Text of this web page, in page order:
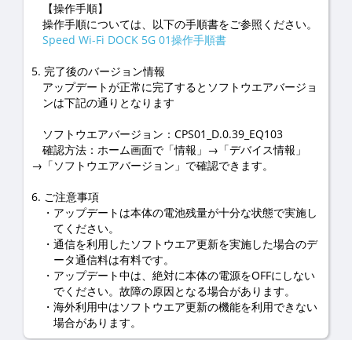
【操作手順】
操作手順については、以下の手順書をご参照ください。
Speed Wi-Fi DOCK 5G 01操作手順書
5. 完了後のバージョン情報
アップデートが正常に完了するとソフトウエアバージョ
ンは下記の通りとなります
ソフトウエアバージョン：CPS01_D.0.39_EQ103
確認方法：ホーム画面で「情報」→「デバイス情報」
→「ソフトウエアバージョン」で確認できます。
6. ご注意事項
アップデートは本体の電池残量が十分な状態で実施し
てください。
通信を利用したソフトウエア更新を実施した場合のデ
ータ通信料は有料です。
アップデート中は、絶対に本体の電源をOFFにしない
でください。故障の原因となる場合があります。
海外利用中はソフトウエア更新の機能を利用できない
場合があります。